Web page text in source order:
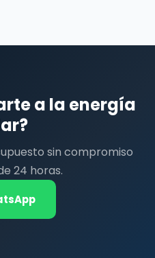
a la energía
sin compromiso
24 horas.